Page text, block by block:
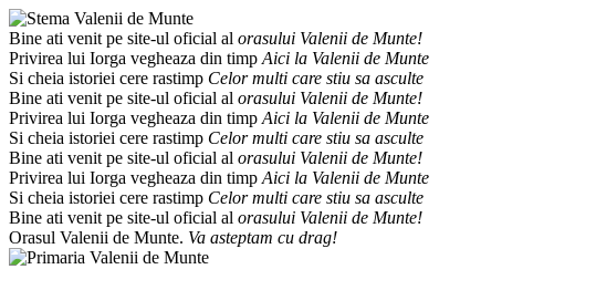
Bine ati venit pe site-ul oficial al orasului Valenii de Munte!
Privirea lui Iorga vegheaza din timp Aici la Valenii de Munte
Si cheia istoriei cere rastimp Celor multi care stiu sa asculte
Bine ati venit pe site-ul oficial al orasului Valenii de Munte!
Privirea lui Iorga vegheaza din timp Aici la Valenii de Munte
Si cheia istoriei cere rastimp Celor multi care stiu sa asculte
Bine ati venit pe site-ul oficial al orasului Valenii de Munte!
Privirea lui Iorga vegheaza din timp Aici la Valenii de Munte
Si cheia istoriei cere rastimp Celor multi care stiu sa asculte
Bine ati venit pe site-ul oficial al orasului Valenii de Munte!
Orasul Valenii de Munte. Va asteptam cu drag!